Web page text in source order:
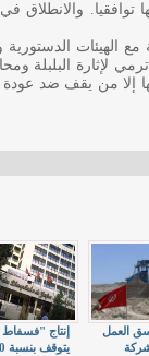
توافقيا. والانطلاق
الهيئات الدستورية
ترمي لإثارة
إلا من يقف ضد عودة
إنتاج
العمل